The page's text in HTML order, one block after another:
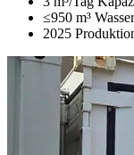
≤950 m³
2025